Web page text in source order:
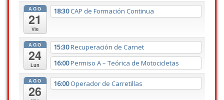
AGO
21
Vie
18:30CAP de Formación Continua
AGO
24
Lun
15:30Recuperación de Carnet
16:00Permiso A – Teórica de Motocicletas
AGO
26 16:00Operador de Carretillas